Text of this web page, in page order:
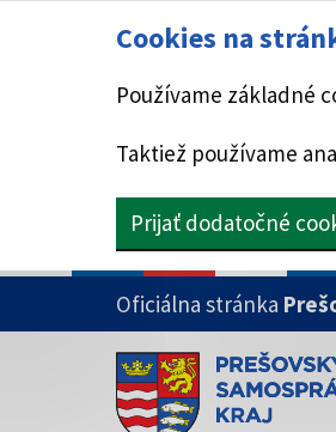
Cookies na
Používame základné
Taktiež používame
Prijať dodatočné
PRESKOČIŤ NA HLAVNÝ OBSAH
Oficiálna stránka
Doména psk.sk je